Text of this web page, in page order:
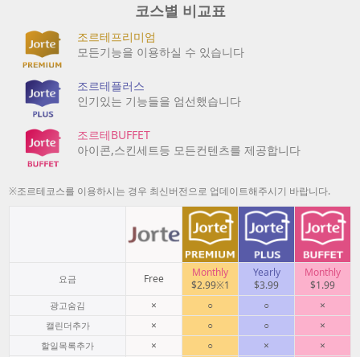
코스별 비교표
조르테프리미엄
모든기능을 이용하실 수 있습니다
조르테플러스
인기있는 기능들을 엄선했습니다
조르테BUFFET
아이콘,스킨세트등 모든컨텐츠를 제공합니다
※조르테코스를 이용하시는 경우 최신버전으로 업데이트해주시기 바랍니다.
요금 Free
Monthly
$2.99※1
Yearly
$3.99
Monthly
$1.99
광고숨김 × ○ ○ ×
캘린더추가 × ○ ○ ×
할일목록추가 × ○ × ×